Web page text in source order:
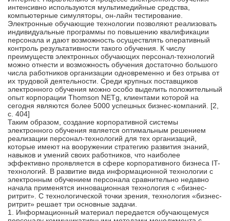
интенсивно используются мультимедийные средства,
компьютерные симуляторы, он-лайн тестирование.
Электронные обучающие технологии позволяют реализовать
индивидуальные программы по повышению квалификации
персонала и дают возможность осуществлять оперативный
контроль результативности такого обучения. К числу
преимуществ электронных обучающих персонал-технологий
можно отнести и возможность обучения достаточно большого
числа работников организации одновременно и без отрыва от
их трудовой деятельности. Среди крупных поставщиков
электронного обучения можно особо выделить положительный
опыт корпорации Thomson NETg, клиентами которой на
сегодня являются более 5000 успешных бизнес-компаний. [2,
c. 404]
Таким образом, создание корпоративной системы
электронного обучения является оптимальным решением
реализации персонал-технологий для тех организаций,
которые имеют на вооружении стратегию развития знаний,
навыков и умений своих работников, что наиболее
эффективно проявляется в сфере корпоративного бизнеса IT-
технологий. В развитие вида информационной технологии с
электронным обучением персонала сравнительно недавно
начала применятся инновационная технология с «бизнес-
ритрит». С технологической точки зрения, технология «бизнес-
ритрит» решает три основные задачи.
1. Информационный материал передается обучающемуся